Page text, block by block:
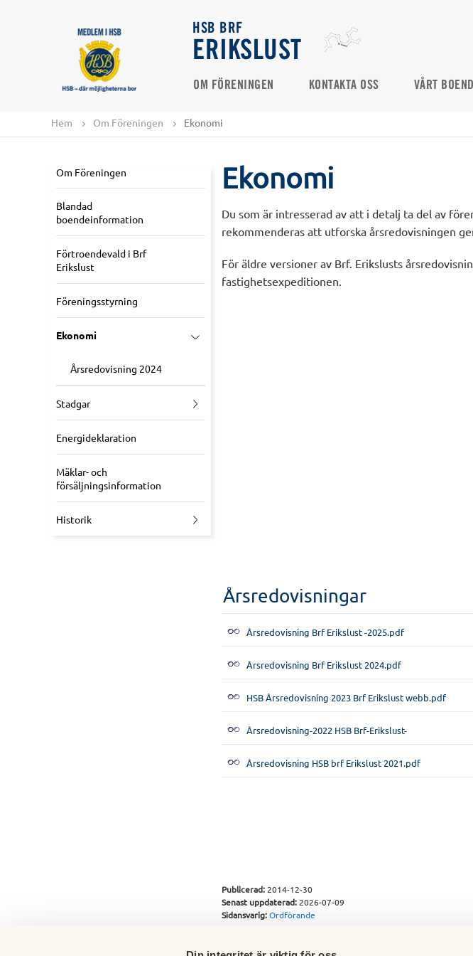
HSB BRF
ERIKSLUST
OM FÖRENINGEN KONTAKTA OSS VÅRT
Hem Om Föreningen Ekonomi
Om Föreningen
Blandad
boendeinformation
Förtroendevald i Brf
Erikslust
Föreningsstyrning
Ekonomi
Årsredovisning 2024
Stadgar
Energideklaration
Mäklar- och
försäljningsinformation
Historik
Ekonomi
Du som är intresserad av att i detalj ta del av
rekommenderas att utforska årsredovisningen
För äldre versioner av Brf. Erikslusts
fastighetsexpeditionen.
Årsredovisningar
Årsredovisning Brf Erikslust -2025.pdf
Årsredovisning Brf Erikslust 2024.pdf
HSB Årsredovisning 2023 Brf Erikslust webb.pdf
Årsredovisning-2022 HSB Brf-Erikslust-
Årsredovisning HSB brf Erikslust 2021.pdf
Publicerad:2014-12-30
Senast uppdaterad:2026-07-09
Sidansvarig:Ordförande